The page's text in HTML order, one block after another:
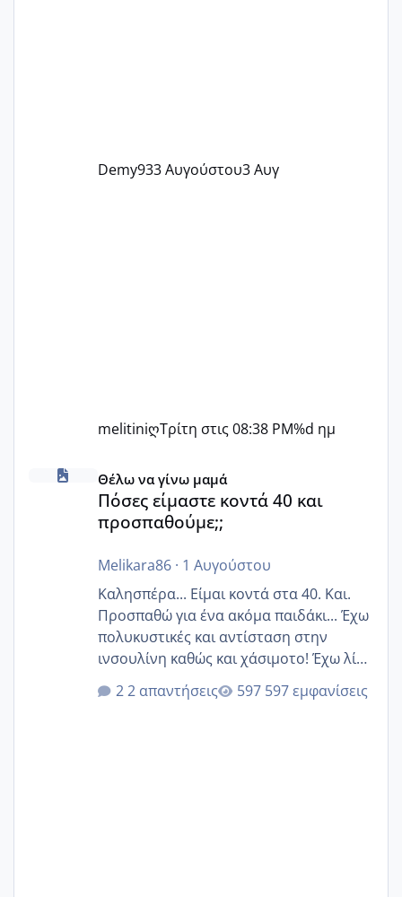
Demy933 Αυγούστου3 Αυγ
melitiniღΤρίτη στις 08:38 PM%d ημ
Πόσες είμαστε κοντά 40 και προσπαθούμε;;
Θέλω να γίνω μαμά
Πόσες είμαστε κοντά 40 και
προσπαθούμε;;
Melikara86· 1 Αυγούστου
Καλησπέρα... Είμαι κοντά στα 40. Και.
Προσπαθώ για ένα ακόμα παιδάκι... Έχω
πολυκυστικές και αντίσταση στην
ινσουλίνη καθώς και χάσιμοτο! Έχω λίγα
κιλά παραπάνω και όσο κ αν προσπαθώ
δεν χάνω εύκολα! Προσπαθώ για ακόμη
2 απαντήσεις 597 εμφανίσεις